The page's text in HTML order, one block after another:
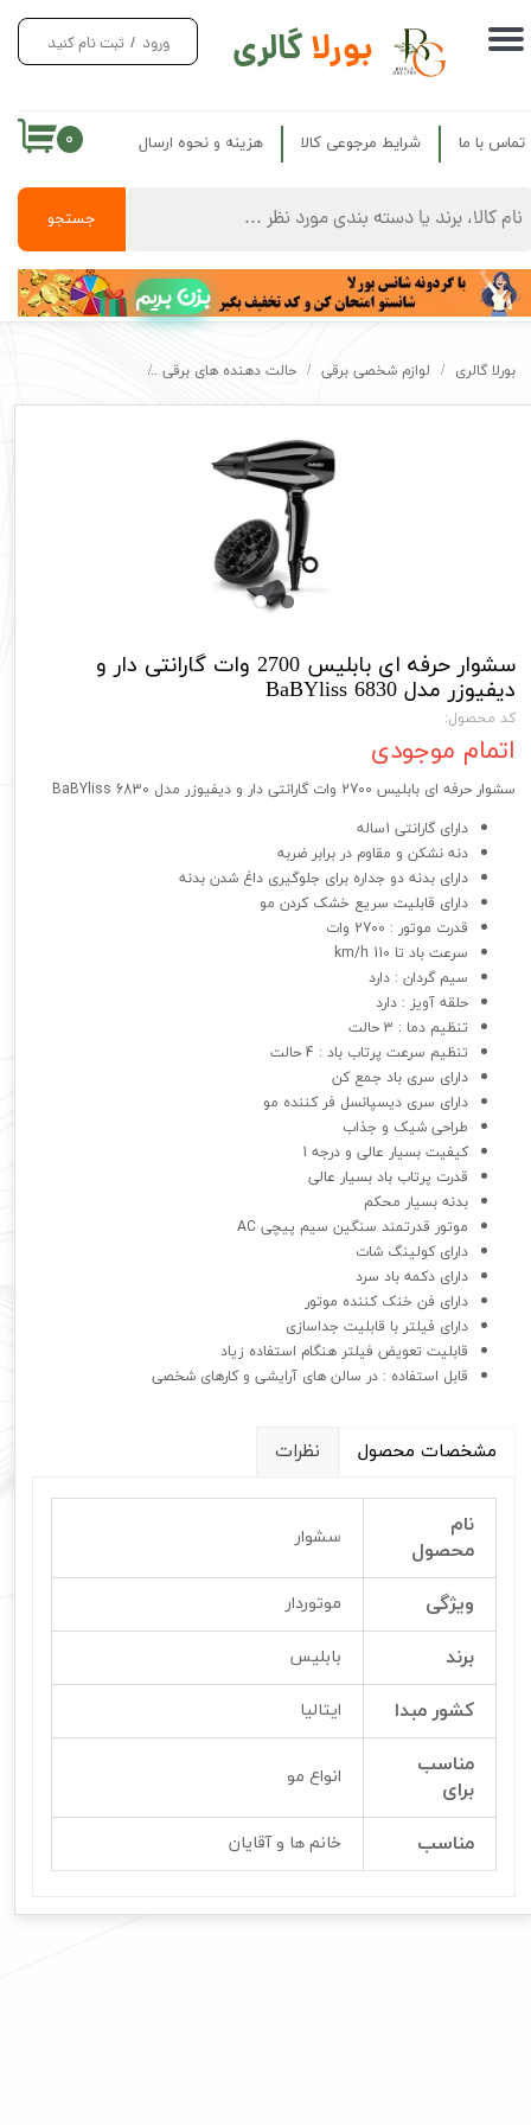
بورلاگالری
جستجو
ورود / ثبت نام کنید
حساب کاربری من
سفارشات
خروج از حساب کاربری
۰ تماس با ما شرایط مرجوعی کالا هزینه و نحوه ارسال
بزن بریم
بورلا گالری لوازم شخصی برقی حالت دهنده های برقی
سشوار حرفه ای بابلیس 2700 وات گارانتی دار و
دیفیوزر مدل BaBYliss 6830
کد محصول:
اتمام موجودی
سشوار حرفه ای بابلیس 2700 وات گارانتی دار و دیفیوزر مدل BaBYliss 6830
دارای گارانتی 1ساله
دنه نشکن و مقاوم در برابر ضربه
دارای بدنه دو جداره برای جلوگیری داغ شدن بدنه
دارای قابلیت سریع خشک کردن مو
قدرت موتور : 2700 وات
سرعت باد تا 110 km/h
سیم گردان : دارد
حلقه آویز : دارد
تنظیم دما : 3 حالت
تنظیم سرعت پرتاب باد : 4 حالت
دارای سری باد جمع کن
دارای سری دیسپانسل فر کننده مو
طراحی شیک و جذاب
کیفیت بسیار عالی و درجه 1
قدرت پرتاب باد بسیار عالی
بدنه بسیار محکم
موتور قدرتمند سنگین سیم پیچی AC
دارای کولینگ شات
دارای دکمه باد سرد
دارای فن خنک کننده موتور
دارای فیلتر با قابلیت جداسازی
قابلیت تعویض فیلتر هنگام استفاده زیاد
قابل استفاده : در سالن های آرایشی و کارهای شخصی
مشخصات محصول نظرات
نام
محصول
سشوار
ویژگی موتوردار
برند بابلیس
کشور مبدا ایتالیا
مناسب
برای
انواع مو
مناسب خانم ها و آقایان